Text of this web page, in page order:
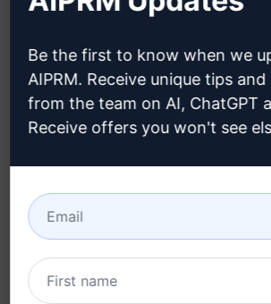
Política de Privacidade
(en)
Política de Uso Aceitável
Termos da Extensão do
Navegador (en)
Termos de Faturamento
(en)
Como
Google
Be the first to know when we
AIPRM. Receive unique tips
from the team on AI, ChatGPT
Receive offers you won't see